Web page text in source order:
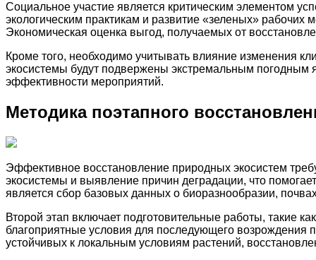
Социальное участие является критическим элементом
экологическим практикам и развитие «зеленых»
Экономическая оценка выгод, получаемых от
Кроме того, необходимо учитывать влияние изменения
экосистемы будут подвержены экстремальным погодным
эффективности мероприятий.
Методика поэтапного
Эффективное восстановление природных экосистем
экосистемы и выявление причин деградации, что
является сбор базовых данных о биоразнообразии,
Второй этап включает подготовительные работы, такие
благоприятные условия для последующего возрождения
устойчивых к локальным условиям растений,